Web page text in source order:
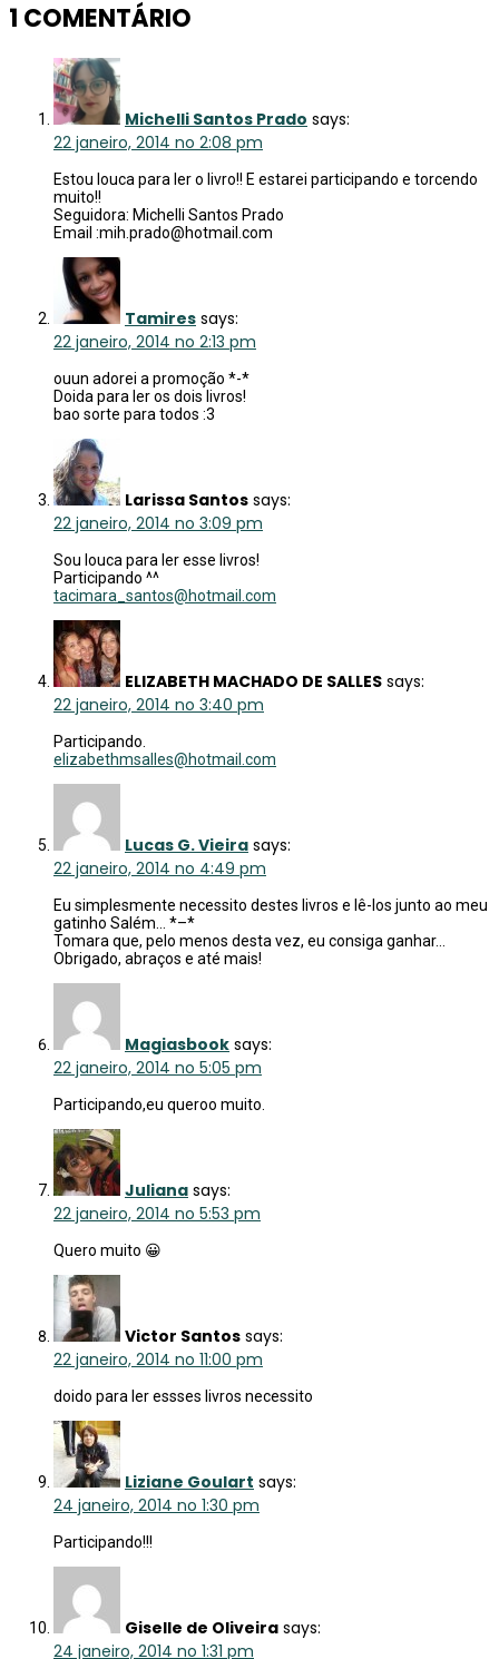
1 COMENTÁRIO
Michelli Santos Prado says:
22 janeiro, 2014 no 2:08 pm
Estou louca para ler o livro!! E estarei participando e torcendo
muito!!
Seguidora: Michelli Santos Prado
Email :mih.prado@hotmail.com
Tamires says:
22 janeiro, 2014 no 2:13 pm
ouun adorei a promoção *-*
Doida para ler os dois livros!
bao sorte para todos :3
Larissa Santos says:
22 janeiro, 2014 no 3:09 pm
Sou louca para ler esse livros!
Participando ^^
tacimara_santos@hotmail.com
ELIZABETH MACHADO DE SALLES says:
22 janeiro, 2014 no 3:40 pm
Participando.
elizabethmsalles@hotmail.com
Lucas G. Vieira says:
22 janeiro, 2014 no 4:49 pm
Eu simplesmente necessito destes livros e lê-los junto ao meu
gatinho Salém… *–*
Tomara que, pelo menos desta vez, eu consiga ganhar…
Obrigado, abraços e até mais!
Magiasbook says:
22 janeiro, 2014 no 5:05 pm
Participando,eu queroo muito.
Juliana says:
22 janeiro, 2014 no 5:53 pm
Quero muito 😀
Victor Santos says:
22 janeiro, 2014 no 11:00 pm
doido para ler essses livros necessito
Liziane Goulart says:
24 janeiro, 2014 no 1:30 pm
Participando!!!
Giselle de Oliveira says:
24 janeiro, 2014 no 1:31 pm